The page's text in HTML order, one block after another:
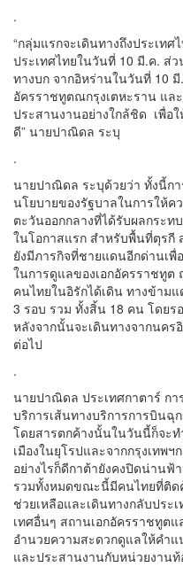
.
“กลุ่มแรกจะเดินทางถึงประเท
ประเทศไทยในวันที่ 10 มี.ค. ส่
ทางบก จากอิหร่านในวันที่ 10
อัครราชทูตณกรุงเตหะราน แล
ประสานงานอย่างใกล้ชิด เพื่อ
ดี” นายปาณิดล ระบุ
.
นายปาณิดล ระบุด้วยว่า ทั้งนี้ก
นโยบายของรัฐบาลในการให้
ตะวันออกกลางที่ได้รับผลกระท
ในโอกาสแรก สำหรับพื้นที่ตุรกี
ยังมีภารกิจที่ชายแดนอีกด่านเพื่
ในการดูแลของเอกอัครราชทู
คนไทยในอิรักได้เดิน ทางข้าม
3 รอบ รวม ทั้งสิ้น 18 คน โดย
หลังจากนั้นจะเดินทางจากนคร
ต่อไป
.
นายปาณิดล ประเทศกาตาร์ กา
บริการเส้นทางบริการการบินฉุ
โดยสารตกค้างนั้นในวันนี้ก็จะ
เมืองในยุโรปและจากกรุงเทพ
อย่างไรก็ดีกาต้ายังคงปิดน่าน
รวมทั้งหมดขณะนี้มีคนไทยที่ติด
ช่วยเหลือและเดินทางกลับประ
เทศอื่นๆ สถานเอกอัครราชทูต
อำนวยความสะดวกดูแลให้คำ
และประสานงานกับหน่วยงานท้